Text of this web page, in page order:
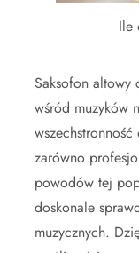
Ile
Saksofon altowy
wśród muzyków
zarówno
powodów tej
doskonale
muzycznych.